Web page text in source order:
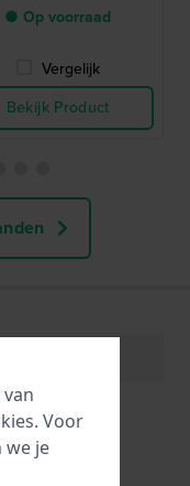
● Op voorraad
Vergelijk
Bekijk Product
. Voor
we je